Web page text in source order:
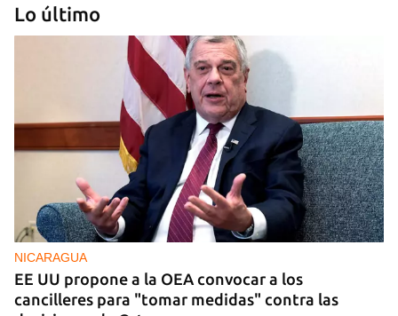
FOTO DEL DÍA
Un litro de aceite cuesta ya más de dos salarios
mínimos
Lo último
NICARAGUA
EE UU propone a la OEA convocar a los
cancilleres para "tomar medidas" contra las